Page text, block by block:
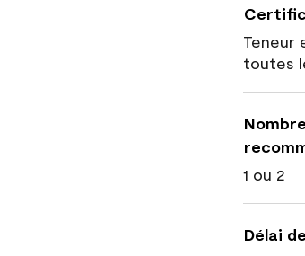
Teneur
toutes
1 ou 2
Délai